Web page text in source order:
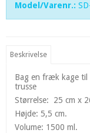
Model/Varenr.:
Beskrivelse
Bag en fræk kage til
trusse
Størrelse: 25 cm x
Højde: 5,5 cm.
Volume: 1500 ml.